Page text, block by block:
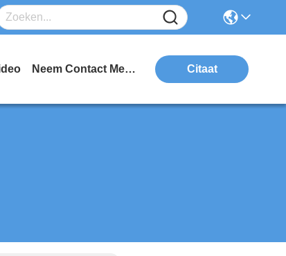
Neem Contact Met Ons Op Citaat